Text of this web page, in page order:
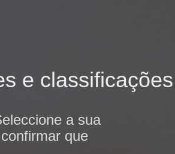
e classificações
a sua
que